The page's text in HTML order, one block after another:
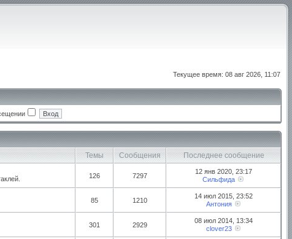
Текущее время: 08 авг 2026, 11:07
Темы Сообщения
Последнее сообщение
126 7297
12 янв 2020, 23:17
Сильфида
85 1210
14 июл 2015, 23:52
Антония
301 2929
08 июл 2014, 13:34
clover23